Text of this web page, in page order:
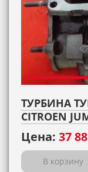
ТУРБИНА
CITROEN
Цена: 37
В корзину